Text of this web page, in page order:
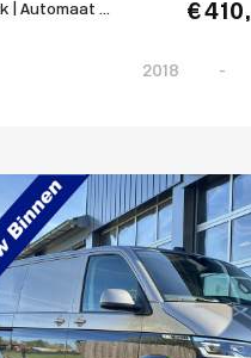
| Automaat ...
€
2018 -